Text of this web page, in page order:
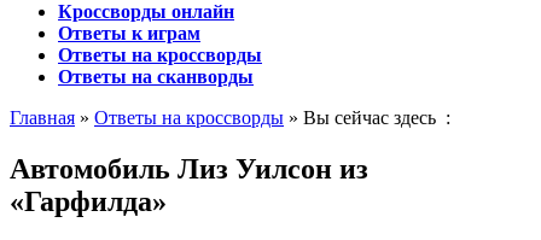
Кроссворды онлайн
Ответы к играм
Ответы на кроссворды
Ответы на сканворды
Главная » Ответы на кроссворды » Вы сейчас здесь :
Автомобиль Лиз Уилсон из
«Гарфилда»